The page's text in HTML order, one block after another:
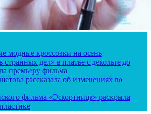
модные кроссовки на осень
странных дел» в платье с декольте до
премьеру фильма
рассказала об изменениях во
фильма «Эскортница» раскрыла